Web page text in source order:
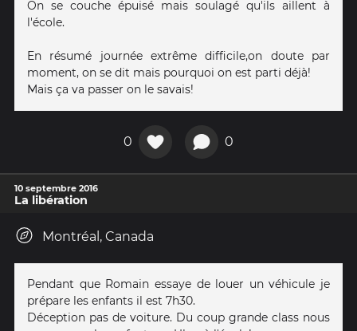
On se couche épuisé mais soulagé qu'ils aillent à
l'école.
En résumé journée extrême difficile,on doute par
moment, on se dit mais pourquoi on est parti déjà!
Mais ça va passer on le savais!
0 0
10 septembre 2016
La libération
Montréal, Canada
Pendant que Romain essaye de louer un véhicule je
prépare les enfants il est 7h30.
Déception pas de voiture. Du coup grande class nous